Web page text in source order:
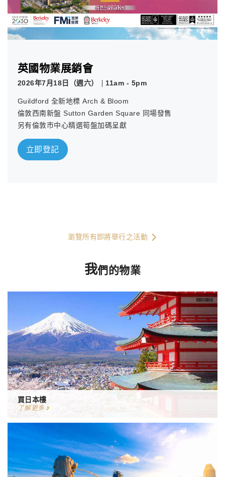
英國物業展銷會
2026年7月18日（週六） 11am - 5pm
Guildford 全新地標 Arch & Bloom
倫敦西南新盤 Sutton Garden Square 同場發售
另有倫敦市中心精選筍盤加碼呈獻
立即登記
瀏覽所有即將舉行之活動
我們的物業
買日本樓
了解更多